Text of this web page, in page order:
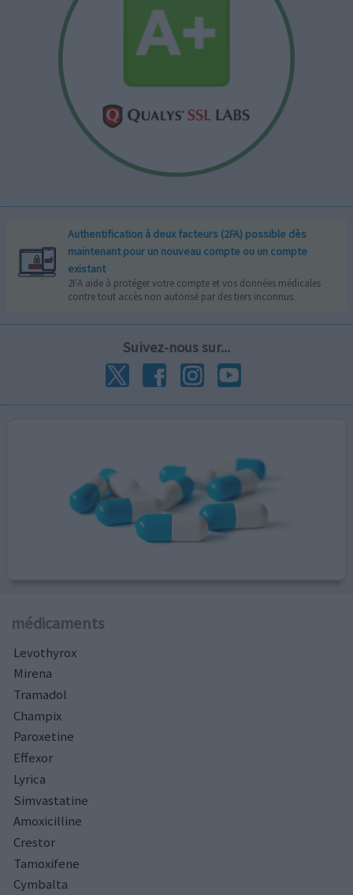
Authentification à deux facteurs (2FA) possible dès
maintenant pour un nouveau compte ou un compte
existant
2FA aide à protéger votre compte et vos données médicales
contre tout accès non autorisé par des tiers inconnus.
Suivez-nous sur...
médicaments
Levothyrox
Mirena
Tramadol
Champix
Paroxetine
Effexor
Lyrica
Simvastatine
Amoxicilline
Crestor
Tamoxifene
Cymbalta